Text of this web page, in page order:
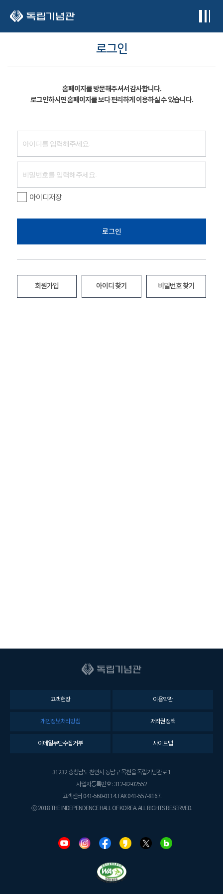
로그인
홈페이지를 방문해주셔서 감사합니다.
로그인하시면 홈페이지를 보다 편리하게 이용하실 수 있습니다.
아이디저장
로그인
회원가입 아이디 찾기 비밀번호 찾기
고객헌장 이용약관
개인정보처리방침 저작권정책
이메일무단수집거부 사이트맵
31232 충청남도 천안시 동남구 목천읍 독립기념관로 1
사업자등록번호 : 312-82-02552
고객센터 041-560-0114. FAX 041-557-8167.
ⓒ 2018 THE INDEPENDENCE HALL OF KOREA. ALL RIGHTS RESERVED.